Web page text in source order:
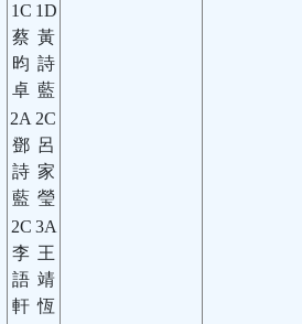
1C
蔡
昀
卓
1D
黃
詩
藍
2A
鄧
詩
藍
2C
呂
家
瑩
2C
李
語
軒
3A
王
靖
恆